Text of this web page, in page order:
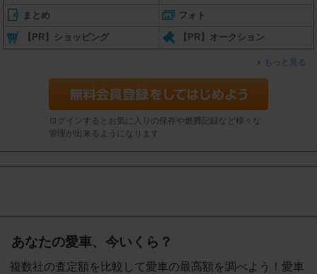
まとめ フォト
【PR】ショッピング 【PR】オークション
もっと見る
ログインするとお気に入りの保存や燃費記録など様々な
管理が出来るようになります
あなたの愛車、今いくら？
複数社の査定額を比較して愛車の最高額を調べよう！愛車